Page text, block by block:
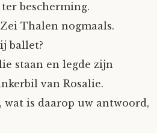
bescherming.
Thalen nogmaals.
ballet?
staan en legde zijn
van Rosalie.
is daarop uw antwoord,